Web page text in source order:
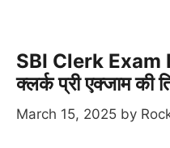
SBI Clerk Exam
क्लर्क प्री एक्जाम की
March 15, 2025 by